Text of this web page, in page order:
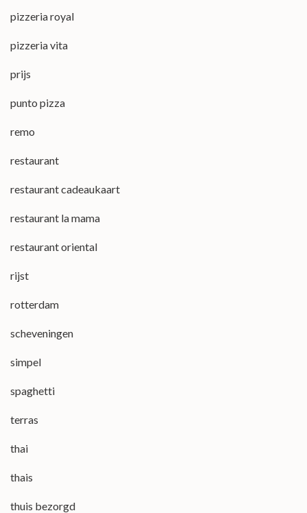
pizzeria royal
pizzeria vita
prijs
punto pizza
remo
restaurant
restaurant cadeaukaart
restaurant la mama
restaurant oriental
rijst
rotterdam
scheveningen
simpel
spaghetti
terras
thai
thais
thuis bezorgd